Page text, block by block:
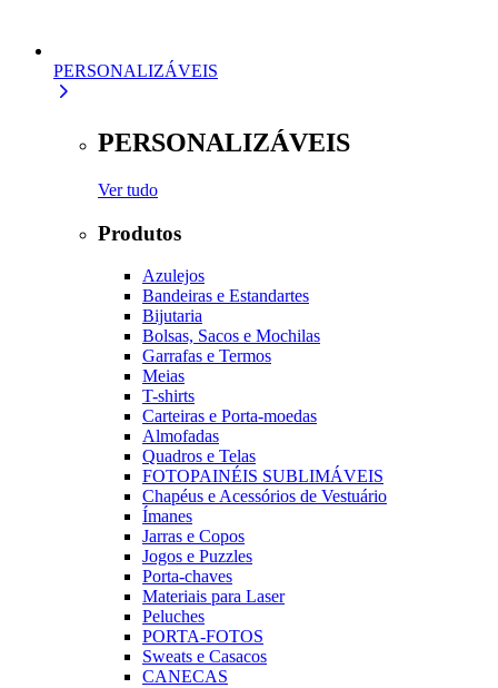
PERSONALIZÁVEIS
PERSONALIZÁVEIS
Ver tudo
Produtos
Azulejos
Bandeiras e Estandartes
Bijutaria
Bolsas, Sacos e Mochilas
Garrafas e Termos
Meias
T-shirts
Carteiras e Porta-moedas
Almofadas
Quadros e Telas
FOTOPAINÉIS SUBLIMÁVEIS
Chapéus e Acessórios de Vestuário
Ímanes
Jarras e Copos
Jogos e Puzzles
Porta-chaves
Materiais para Laser
Peluches
PORTA-FOTOS
Sweats e Casacos
CANECAS